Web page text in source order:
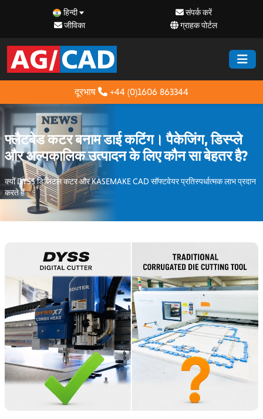
हिन्दी
संपर्क करें
जीविका
ग्राहक पोर्टल
दूरभाष +44 (0)1606 863344
फ्लैटबेड कटर बनाम डाई कटिंग। पैकेजिंग, डिस्प्ले
और अल्पकालिक उत्पादन के लिए कौन सा बेहतर है?
क्यों DYSS डिजिटल कटर और KASEMAKE CAD सॉफ्टवेयर प्रतिस्पर्धात्मक लाभ प्रदान
करते हैं